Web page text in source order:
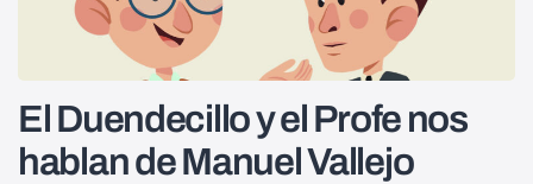
El Duendecillo y el Profe nos
hablan de Manuel Vallejo